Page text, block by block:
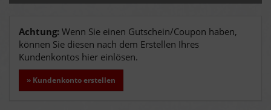
Achtung: Wenn Sie einen Gutschein/Coupon haben,
können Sie diesen nach dem Erstellen Ihres
Kundenkontos hier einlösen.
» Kundenkonto erstellen